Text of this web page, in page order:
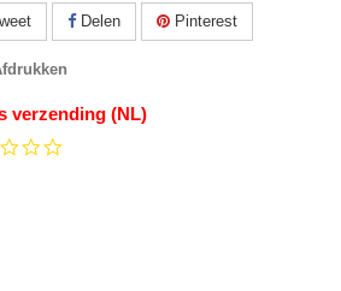
Delen Pinterest
verzending (NL)